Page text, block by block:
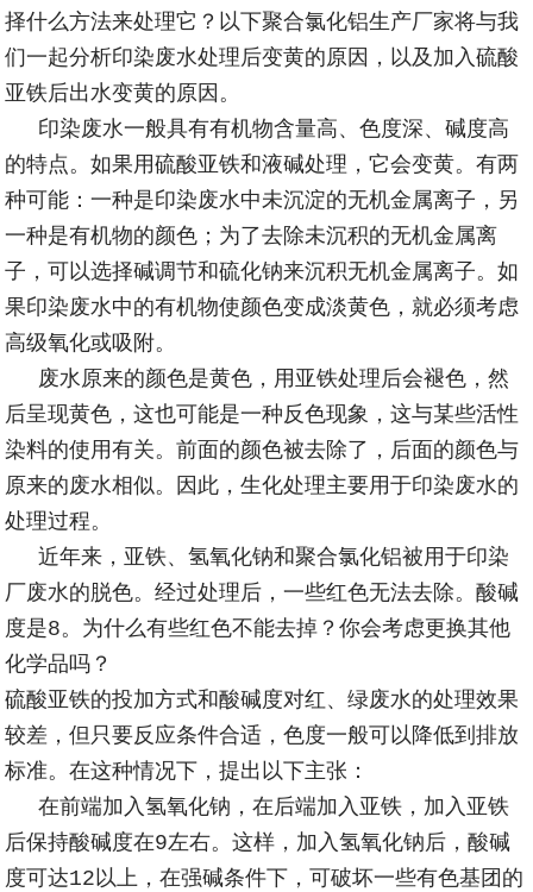
择什么方法来处理它？以下聚合氯化铝生产厂家将与我
们一起分析印染废水处理后变黄的原因，以及加入硫酸
亚铁后出水变黄的原因。
印染废水一般具有有机物含量高、色度深、碱度高
的特点。如果用硫酸亚铁和液碱处理，它会变黄。有两
种可能：一种是印染废水中未沉淀的无机金属离子，另
一种是有机物的颜色；为了去除未沉积的无机金属离
子，可以选择碱调节和硫化钠来沉积无机金属离子。如
果印染废水中的有机物使颜色变成淡黄色，就必须考虑
高级氧化或吸附。
废水原来的颜色是黄色，用亚铁处理后会褪色，然
后呈现黄色，这也可能是一种反色现象，这与某些活性
染料的使用有关。前面的颜色被去除了，后面的颜色与
原来的废水相似。因此，生化处理主要用于印染废水的
处理过程。
近年来，亚铁、氢氧化钠和聚合氯化铝被用于印染
厂废水的脱色。经过处理后，一些红色无法去除。酸碱
度是8。为什么有些红色不能去掉？你会考虑更换其他
化学品吗？
硫酸亚铁的投加方式和酸碱度对红、绿废水的处理效果
较差，但只要反应条件合适，色度一般可以降低到排放
标准。在这种情况下，提出以下主张：
在前端加入氢氧化钠，在后端加入亚铁，加入亚铁
后保持酸碱度在9左右。这样，加入氢氧化钠后，酸碱
度可达12以上，在强碱条件下，可破坏一些有色基团的